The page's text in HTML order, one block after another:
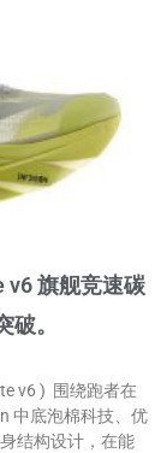
v6 旗舰竞速碳
。
v6 ) 围绕跑者在
中底泡棉科技、优
结构设计，在能